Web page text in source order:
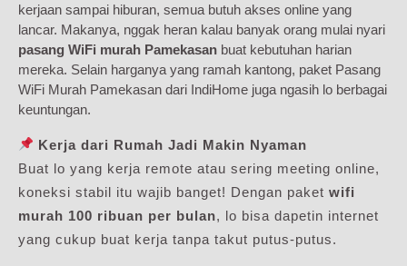
kerjaan sampai hiburan, semua butuh akses online yang
lancar. Makanya, nggak heran kalau banyak orang mulai nyari
pasang WiFi murah Pamekasan buat kebutuhan harian
mereka. Selain harganya yang ramah kantong, paket Pasang
WiFi Murah Pamekasan dari IndiHome juga ngasih lo berbagai
keuntungan.
Kerja dari Rumah Jadi Makin Nyaman
Buat lo yang kerja remote atau sering meeting online,
koneksi stabil itu wajib banget! Dengan paket wifi
murah 100 ribuan per bulan, lo bisa dapetin internet
yang cukup buat kerja tanpa takut putus-putus.